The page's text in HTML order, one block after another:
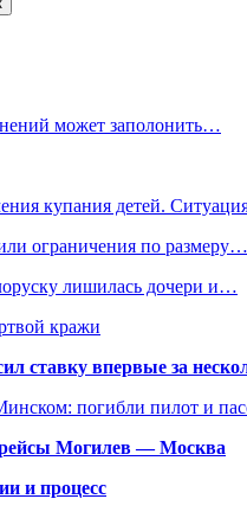
может заполонить…
купания детей.
ограничения по размеру…
лишилась дочери и…
кражи
ставку впервые за
погибли пилот и
рейсы Могилев — Москва
и процесс